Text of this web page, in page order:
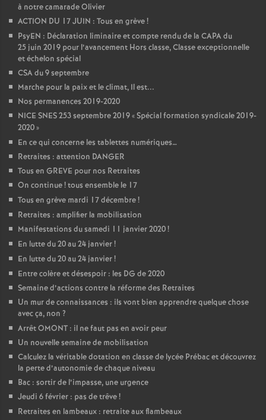
à notre camarade Olivier
ACTION DU 17 JUIN : Tous en grève!
PsyEN : Déclaration liminaire et compte rendu de la CAPA du
25 juin 2019 pour l’avancement Hors classe, Classe exceptionnelle
et échelon spécial
CSA du 9 septembre
Marche pour la paix et le climat, Il est...
Nos permanences 2019-2020
NICE SNES 253 septembre 2019 «Spécial formation syndicale 2019-
2020»
En ce qui concerne les tablettes numériques…
Retraites : attention DANGER
Tous en GREVE pour nos Retraites
On continue! tous ensemble le 17
Tous en grève mardi 17 décembre!
Retraites : amplifier la mobilisation
Manifestations du samedi 11 janvier 2020!
En lutte du 20 au 24 janvier!
En lutte du 20 au 24 janvier!
Entre colère et désespoir : les DG de 2020
Semaine d’actions contre la réforme des Retraites
Un mur de connaissances : ils vont bien apprendre quelque chose
avec ça, non ?
Arrêt OMONT : il ne faut pas en avoir peur
Un nouvelle semaine de mobilisation
Calculez la véritable dotation en classe de lycée Prébac et découvrez
la perte d’autonomie de chaque niveau
Bac : sortir de l’impasse, une urgence
Jeudi 6 février : pas de trêve!
Retraites en lambeaux : retraite aux flambeaux